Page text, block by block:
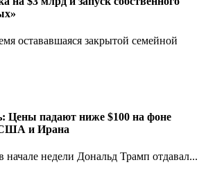
остававшаяся закрытой семейной
Цены падают ниже $100 на фоне
США и Ирана
начале недели Дональд Трамп отдавал...